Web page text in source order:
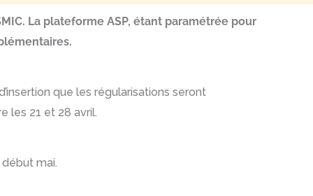
La plateforme ASP, étant paramétrée pour
que les régularisations seront
les 21 et 28 avril.
mai.